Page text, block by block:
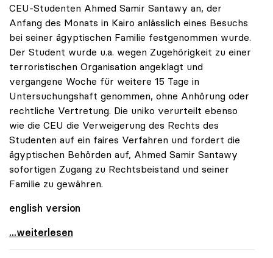
CEU-Studenten Ahmed Samir Santawy an, der
Anfang des Monats in Kairo anlässlich eines Besuchs
bei seiner ägyptischen Familie festgenommen wurde.
Der Student wurde u.a. wegen Zugehörigkeit zu einer
terroristischen Organisation angeklagt und
vergangene Woche für weitere 15 Tage in
Untersuchungshaft genommen, ohne Anhörung oder
rechtliche Vertretung. Die uniko verurteilt ebenso
wie die CEU die Verweigerung des Rechts des
Studenten auf ein faires Verfahren und fordert die
ägyptischen Behörden auf, Ahmed Samir Santawy
sofortigen Zugang zu Rechtsbeistand und seiner
Familie zu gewähren.
english version
uniko fordert Freilassung und faires Verfahren für
...weiterlesen